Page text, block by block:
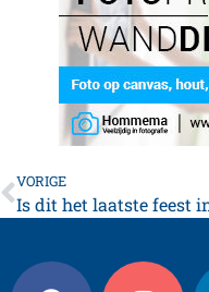
VORIGE